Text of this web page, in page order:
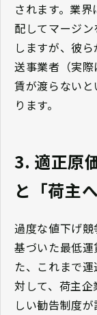
されます。業
配してマージ
しますが、彼
送事業者（実
賃が渡らない
ります。
3. 適正原
と「荷主
過度な値下げ
基づいた最低
た、これまで
対して、荷主
しい勧告制度